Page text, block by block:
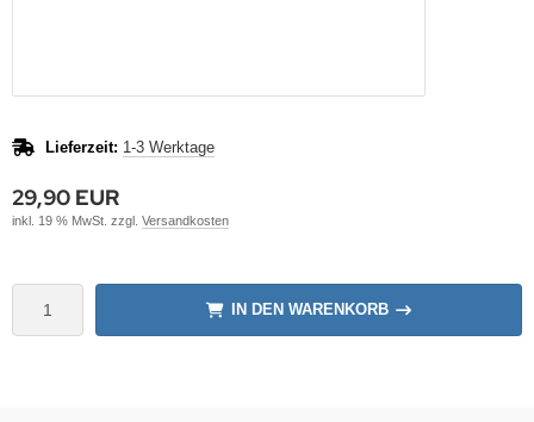
Lieferzeit: 1-3 Werktage
29,90 EUR
inkl. 19 % MwSt. zzgl. Versandkosten
IN DEN WARENKORB